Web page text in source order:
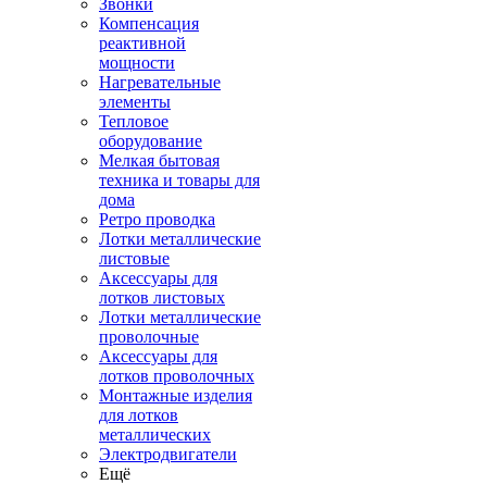
Звонки
Компенсация
реактивной
мощности
Нагревательные
элементы
Тепловое
оборудование
Мелкая бытовая
техника и товары для
дома
Ретро проводка
Лотки металлические
листовые
Аксессуары для
лотков листовых
Лотки металлические
проволочные
Аксессуары для
лотков проволочных
Монтажные изделия
для лотков
металлических
Электродвигатели
Ещё